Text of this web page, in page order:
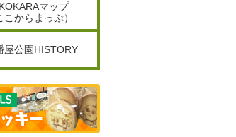
マップ
こからまっぷ）
屋公園HISTORY